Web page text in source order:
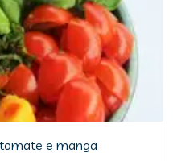
e manga